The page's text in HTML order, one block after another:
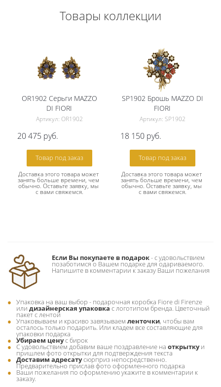
Товары коллекции
OR1902 Серьги MAZZO
DI FIORI
Артикул: OR1902
20 475 руб.
Товар под заказ
Доставка этого товара может
занять больше времени, чем
обычно. Оставьте заявку, мы
с вами свяжемся.
SP1902 Брошь MAZZO DI
FIORI
Артикул: SP1902
18 150 руб.
Товар под заказ
Доставка этого товара может
занять больше времени, чем
обычно. Оставьте заявку, мы
с вами свяжемся.
Если Вы покупаете в подарок- c удовольствием
позаботимся о Вашем подарке для одариваемого.
Напишите в комментарии к заказу Ваши пожелания
Упаковка на ваш выбор - подарочная коробка Fiore di Firenze
или дизайнерская упаковка с логотипом бренда. Цветочный
пакет с лентой
Упаковываем и красиво завязываем ленточки, чтобы вам
осталось только подарить. Или кладем все составляющие для
упаковки подарка
Убираем ценус бирок
С удовольствием добавим ваше поздравление на открыткуи
пришлем фото открытки для подтверждения текста
Доставим адресатусюрприз непосредственно.
Предварительно прислав фото оформленного подарка
Ваши пожелания по оформлению укажите в комментарии к
заказу.